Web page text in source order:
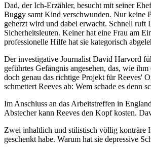
Dad, der Ich-Erzähler, besucht mit seiner
Buggy samt Kind verschwunden. Nur keine
geherzt wird und dabei erwacht. Schnell ruft
Sicherheitsleuten. Keiner hat eine Frau am
professionelle Hilfe hat sie kategorisch
Der investigative Journalist David Harvord
geführtes Gefängnis angesehen, das, wie
doch genau das richtige Projekt für Reeves'
schmettert Reeves ab: Wem schade es denn
Im Anschluss an das Arbeitstreffen in
Abstecher kann Reeves den Kopf kosten.
Zwei inhaltlich und stilistisch völlig konträre
geschenkt habe. Warum hat sie depressive